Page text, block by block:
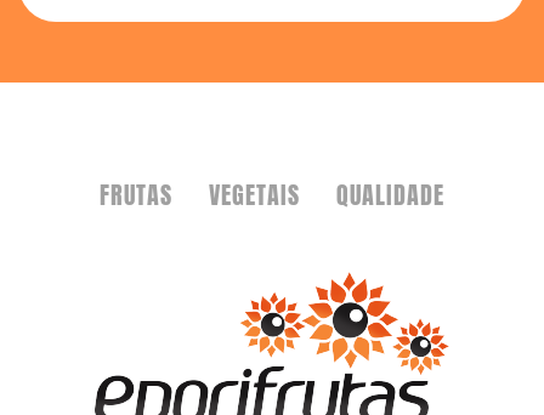
FRUTAS VEGETAIS QUALIDADE